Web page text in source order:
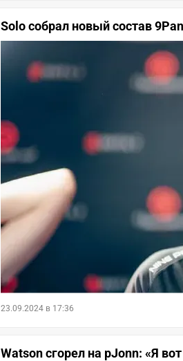
Solo собрал новый состав
23.09.2024 в 17:36
Watson сгорел на pJonn: «Я